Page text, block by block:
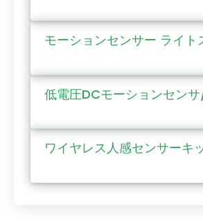
モーションセンサー ライト
低電圧DCモーションセン
ワイヤレス人感センサーキ